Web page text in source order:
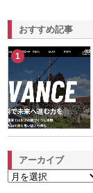
おすすめ記事
1
アーカイブ